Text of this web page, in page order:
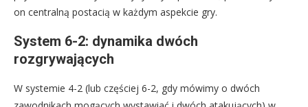
on centralną postacią w każdym aspekcie gry.
System 6-2: dynamika dwóch
rozgrywających
W systemie 4-2 (lub częściej 6-2, gdy mówimy o dwóch